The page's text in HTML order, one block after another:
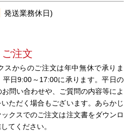
発送業務休日)
注文
スからのご注文は年中無休で承りま
日9:00～17:00に承ります。平日の
問い合わせや、ご質問の内容等によ
ただく場合もございます。あらかじ
クスでのご注文は注文書をダウンロ
てください。